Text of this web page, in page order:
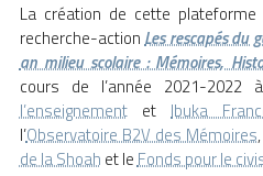
La création de cette
recherche-actionLes rescapés du
an milieu scolaire : Mémoires,
cours de l’année 2021-
l’enseignementetIbuka
l’Observatoire B2V des Mémoires
de la Shoah et leFonds pour le